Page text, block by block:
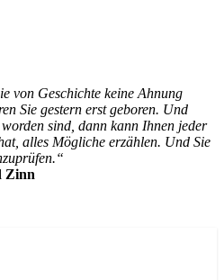
von Geschichte keine Ahnung
Sie gestern erst geboren. Und
sind, dann kann Ihnen jeder
alles Mögliche erzählen. Und Sie
Zinn